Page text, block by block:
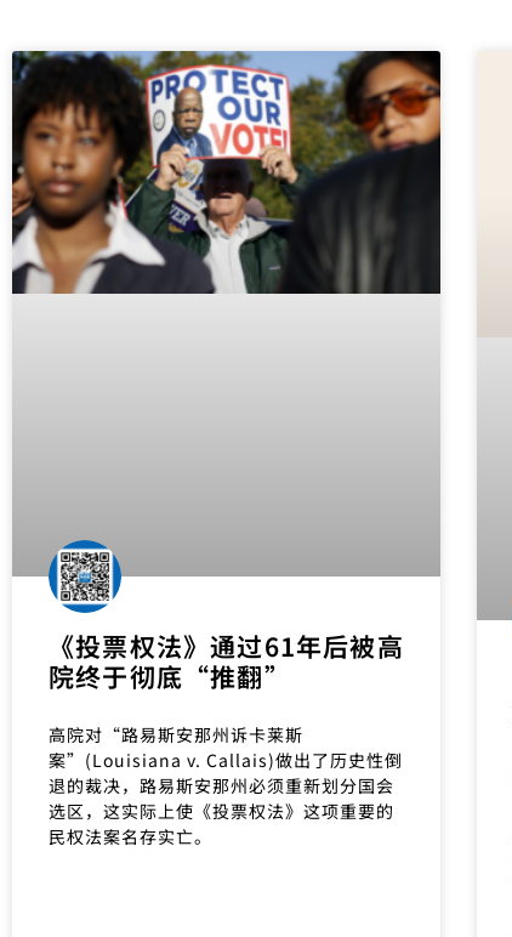
《投票权法》通过61年后被高
院终于彻底“推翻”
高院对“路易斯安那州诉卡莱斯
案”(Louisiana v. Callais)做出了历史性倒
退的裁决，路易斯安那州必须重新划分国会
选区，这实际上使《投票权法》这项重要的
民权法案名存实亡。